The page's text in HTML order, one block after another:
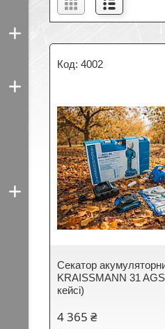
4002
Секатор
KRAISSMANN 31
кейсі)
4 365 ₴